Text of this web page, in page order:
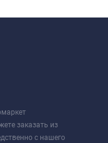
заказать из
с нашего